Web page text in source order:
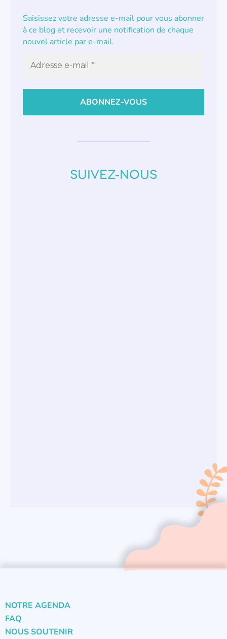
Saisissez votre adresse e-mail pour vous abonner
à ce blog et recevoir une notification de chaque
nouvel article par e-mail.
SUIVEZ-NOUS
NOTRE AGENDA
FAQ
NOUS SOUTENIR